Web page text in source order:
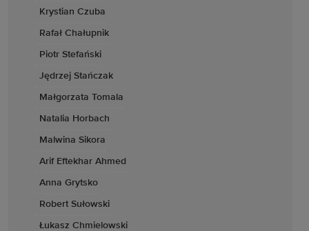
Krystian Czuba
Rafał Chałupnik
Piotr Stefański
Jędrzej Stańczak
Małgorzata Tomala
Natalia Horbach
Malwina Sikora
Arif Eftekhar Ahmed
Anna Grytsko
Robert Sułowski
Łukasz Chmielowski